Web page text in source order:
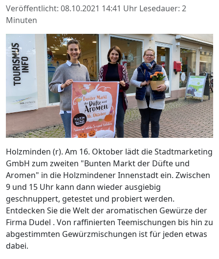
Veröffentlicht: 08.10.2021 14:41 Uhr Lesedauer: 2
Minuten
Holzminden (r). Am 16. Oktober lädt die Stadtmarketing
GmbH zum zweiten "Bunten Markt der Düfte und
Aromen" in die Holzmindener Innenstadt ein. Zwischen
9 und 15 Uhr kann dann wieder ausgiebig
geschnuppert, getestet und probiert werden.
Entdecken Sie die Welt der aromatischen Gewürze der
Firma Dudel . Von raffinierten Teemischungen bis hin zu
abgestimmten Gewürzmischungen ist für jeden etwas
dabei.